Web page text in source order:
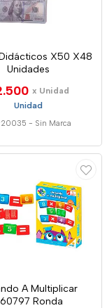
X50 X48
Unidades
x Unidad
Unidad
- Sin Marca
A Multiplicar
Ronda